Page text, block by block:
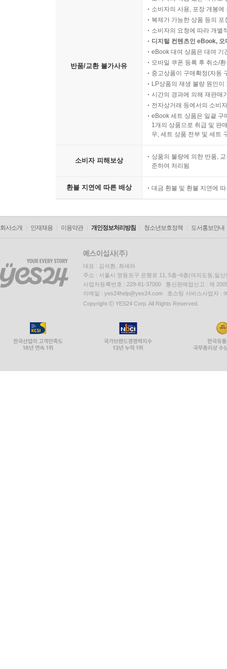
반품/교환 불가사유
소비자의 사용, 포장 개봉
복제가 가능한 상품 등의
소비자의 요청에 따라 개별
디지털 컨텐츠인 eBook,
eBook 대여 상품은 대여 기
모바일 쿠폰 등록 후 취소/
중고상품이 구매확정(자동
LP상품의 재생 불량 원인
시간의 경과에 의해 재판매
전자상거래 등에서의 소비
eBook 세트 상품은 일괄 구
1개의 상품으로 취급 및 판
우, 세트 상품 전부 및 세트
소비자 피해보상
상품의 불량에 의한 반품,
준하여 처리됨
환불 지연에 따른 배상 대금 환불 및 환불 지연에
회사소개 인재채용 이용약관 개인정보처리방침 청소년보호정책 도서홍보안내
대표 : 김석환, 최세라
주소 : 서울시 영등포구 은행로 11, 5층~6층(여의도동,일신
사업자등록번호 : 229-81-37000 통신판매업신고 : 제
이메일 : yes24help@yes24.com 호스팅 서비스사업자 :
Copyright ⓒ YES24 Corp. All Rights Reserved.